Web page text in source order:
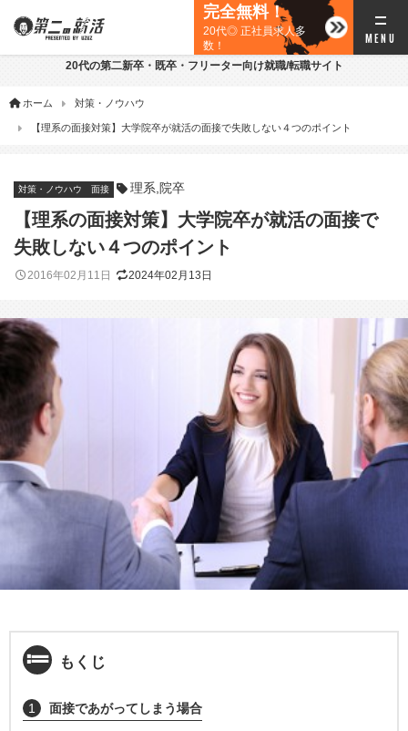
完全無料！
20代◎ 正社員求人多
数！
20代の第二新卒・既卒・フリーター向け就職/転職サイト
ホーム 対策・ノウハウ
【理系の面接対策】大学院卒が就活の面接で失敗しない４つのポイント
対策・ノウハウ 面接 理系 院卒
【理系の面接対策】大学院卒が就活の面接で
失敗しない４つのポイント
2016年02月11日 2024年02月13日
もくじ
1 面接であがってしまう場合